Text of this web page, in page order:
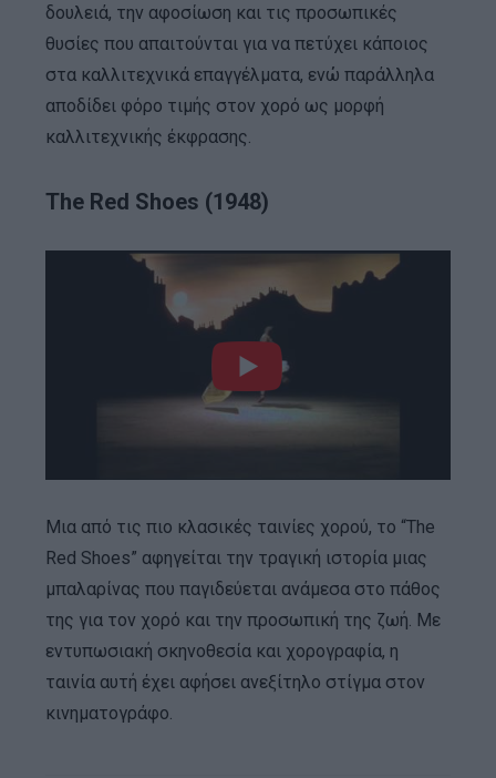
δουλειά, την αφοσίωση και τις προσωπικές
θυσίες που απαιτούνται για να πετύχει κάποιος
στα καλλιτεχνικά επαγγέλματα, ενώ παράλληλα
αποδίδει φόρο τιμής στον χορό ως μορφή
καλλιτεχνικής έκφρασης.
The Red Shoes (1948)
Μια από τις πιο κλασικές ταινίες χορού, το “The
Red Shoes” αφηγείται την τραγική ιστορία μιας
μπαλαρίνας που παγιδεύεται ανάμεσα στο πάθος
της για τον χορό και την προσωπική της ζωή. Με
εντυπωσιακή σκηνοθεσία και χορογραφία, η
ταινία αυτή έχει αφήσει ανεξίτηλο στίγμα στον
κινηματογράφο.